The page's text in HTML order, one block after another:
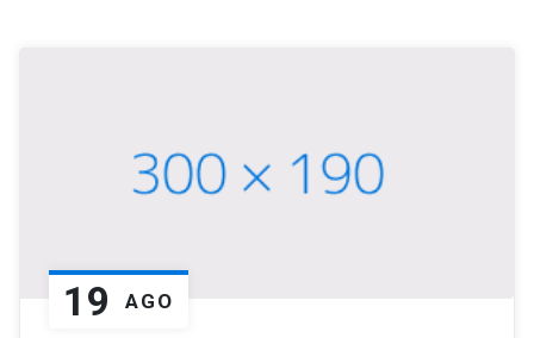
19 AGO